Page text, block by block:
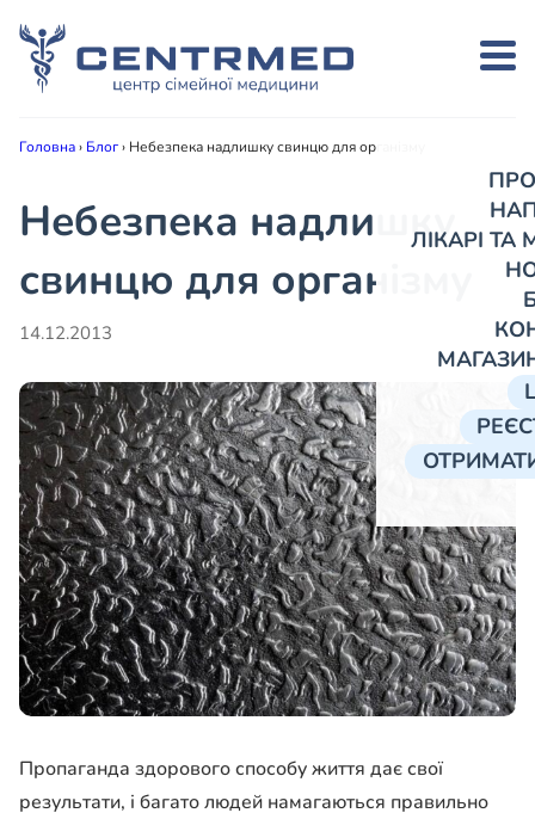
ЛІКАРІ
Головна› Блог› Небезпека надлишку свинцю для організму
Небезпека надлишку
свинцю для організму
14.12.2013
Пропаганда здорового способу життя дає свої
результати, і багато людей намагаються правильно